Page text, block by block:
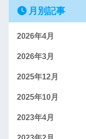
月別記事
2026年4月
2026年3月
2025年12月
2025年10月
2023年4月